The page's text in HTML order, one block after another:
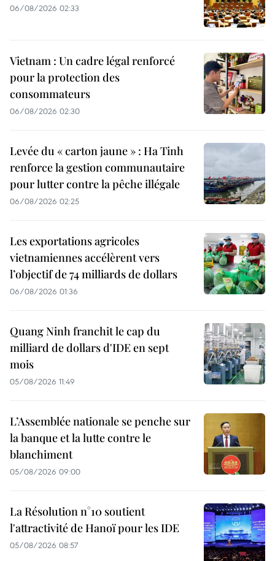
06/08/2026 02:33
Vietnam : Un cadre légal renforcé
pour la protection des
consommateurs
06/08/2026 02:30
Levée du « carton jaune » : Ha Tinh
renforce la gestion communautaire
pour lutter contre la pêche illégale
06/08/2026 02:25
Les exportations agricoles
vietnamiennes accélèrent vers
l’objectif de 74 milliards de dollars
06/08/2026 01:36
Quang Ninh franchit le cap du
milliard de dollars d'IDE en sept
mois
05/08/2026 11:49
L’Assemblée nationale se penche sur
la banque et la lutte contre le
blanchiment
05/08/2026 09:00
La Résolution n°10 soutient
l'attractivité de Hanoï pour les IDE
05/08/2026 08:57